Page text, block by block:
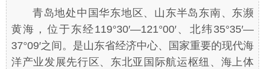
青岛地处中国华东地区、山东半岛东南、东濒
黄海，位于东经119°30′—121°00′、北纬35°35′—
37°09′之间。是山东省经济中心、国家重要的现代海
洋产业发展先行区、东北亚国际航运枢纽、海上体